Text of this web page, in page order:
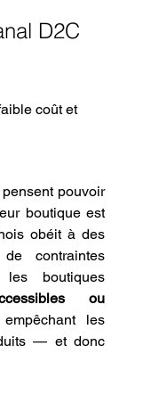
D2C
coût et
pouvoir
boutique est
obéit à des
contraintes
les boutiques
ou
les
— et donc